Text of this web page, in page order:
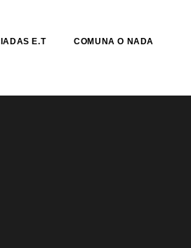
E.T COMUNA O NADA